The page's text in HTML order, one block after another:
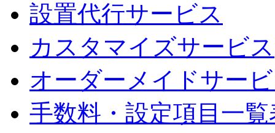
設置代行サービス
カスタマイズサービス
オーダーメイドサー
手数料・設定項目一覧